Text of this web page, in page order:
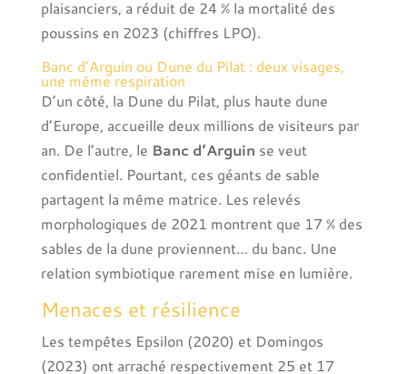
plaisanciers, a réduit de 24 % la mortalité des
poussins en 2023 (chiffres LPO).
Banc d’Arguin ou Dune du Pilat : deux visages,
une même respiration
D’un côté, la Dune du Pilat, plus haute dune
d’Europe, accueille deux millions de visiteurs par
an. De l’autre, le Banc d’Arguin se veut
confidentiel. Pourtant, ces géants de sable
partagent la même matrice. Les relevés
morphologiques de 2021 montrent que 17 % des
sables de la dune proviennent… du banc. Une
relation symbiotique rarement mise en lumière.
Menaces et résilience
Les tempêtes Epsilon (2020) et Domingos
(2023) ont arraché respectivement 25 et 17